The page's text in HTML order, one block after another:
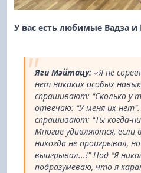
У вас есть любимые Вадза и
Яги Мэйтацу: «Я не
нет никаких особых
спрашивают: “Сколько у
отвечаю: “У меня их
спрашивают: “Ты когда-
Многие удивляются, если
никогда не проигрывал,
выигрывал...!” Под “Я
подразумеваю, что я